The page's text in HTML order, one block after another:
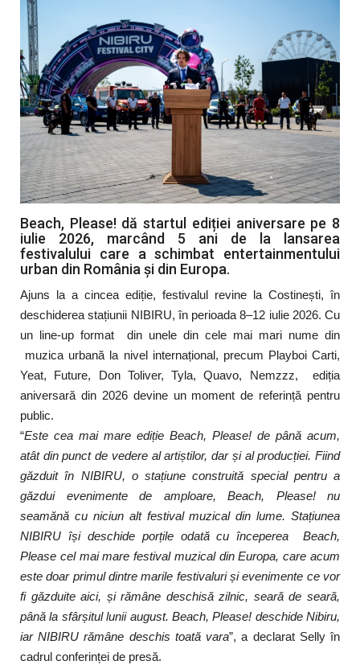
Sănătate
Turism
Beach, Please! dă startul ediției aniversare pe 8
iulie 2026, marcând 5 ani de la lansarea
festivalului care a schimbat entertainmentului
urban din România și din Europa.
Ajuns la a cincea ediție, festivalul revine la Costinești, în
deschiderea stațiunii NIBIRU, în perioada 8–12 iulie 2026. Cu
un line-up format din unele din cele mai mari nume din
muzica urbană la nivel internațional, precum Playboi Carti,
Yeat, Future, Don Toliver, Tyla, Quavo, Nemzzz, ediția
aniversară din 2026 devine un moment de referință pentru
public.
“Este cea mai mare ediție Beach, Please! de până acum,
atât din punct de vedere al artiștilor, dar și al producției. Fiind
găzduit în NIBIRU, o stațiune construită special pentru a
găzdui evenimente de amploare, Beach, Please! nu
seamănă cu niciun alt festival muzical din lume. Stațiunea
NIBIRU își deschide porțile odată cu începerea Beach,
Please cel mai mare festival muzical din Europa, care acum
este doar primul dintre marile festivaluri și evenimente ce vor
fi găzduite aici, și rămâne deschisă zilnic, seară de seară,
până la sfârșitul lunii august. Beach, Please! deschide Nibiru,
iar NIBIRU rămâne deschis toată vara”, a declarat Selly în
cadrul conferinței de presă.